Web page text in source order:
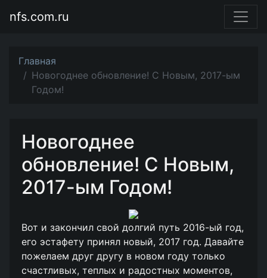
nfs.com.ru
Главная
Новогоднее обновление! С Новым, 2017-ым
Годом!
Новогоднее
обновление! С Новым,
2017-ым Годом!
Вот и закончил свой долгий путь 2016-ый год,
его эстафету принял новый, 2017 год. Давайте
пожелаем друг другу в новом году только
счастливых, теплых и радостных моментов,